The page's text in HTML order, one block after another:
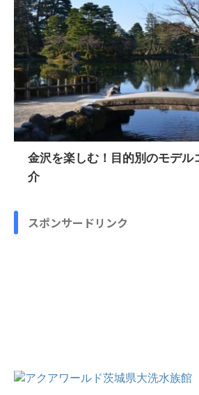
金沢を楽しむ！目的別のモデル
介
スポンサードリンク